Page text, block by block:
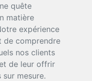
quête
matière
expérience
de comprendre
nos clients
de leur offrir
mesure.